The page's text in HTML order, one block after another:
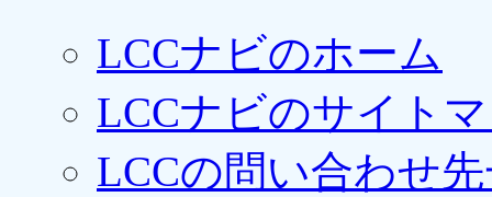
LCCナビのホーム
LCCナビのサイト
LCCの問い合わせ